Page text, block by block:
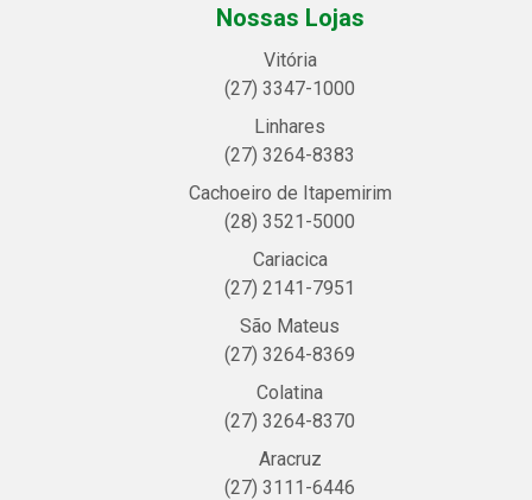
Nossas Lojas
Vitória
(27) 3347-1000
Linhares
(27) 3264-8383
Cachoeiro de Itapemirim
(28) 3521-5000
Cariacica
(27) 2141-7951
São Mateus
(27) 3264-8369
Colatina
(27) 3264-8370
Aracruz
(27) 3111-6446